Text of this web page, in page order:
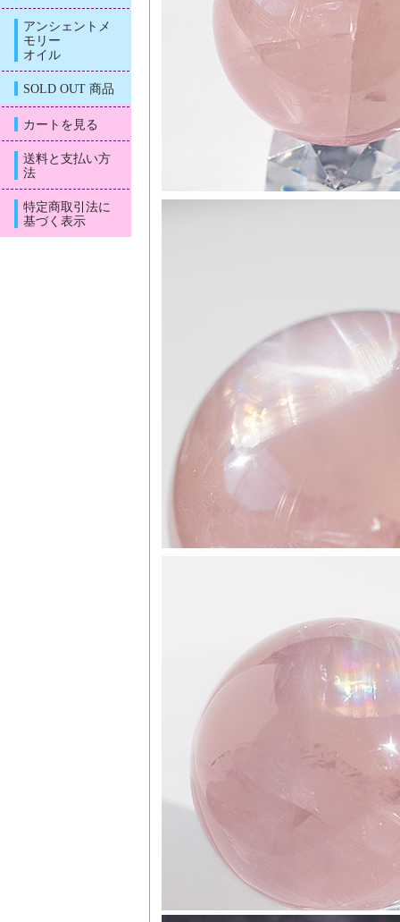
アンシェントメ
モリー
オイル
SOLD OUT 商品
カートを見る
送料と支払い方
法
特定商取引法に
基づく表示